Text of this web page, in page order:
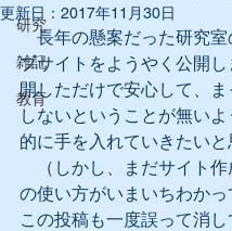
研究
雑記
教育
更新日： 2017年11月30日
長年の懸案だった研究室
ブサイトをようやく公開
開しただけで安心して、
しないということが無い
的に手を入れていきたいと
（しかし、まだサイト作
の使い方がいまいちわかっ
この投稿も一度誤って消し